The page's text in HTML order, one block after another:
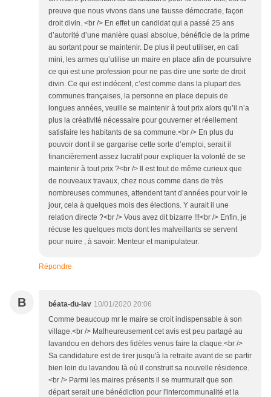
preuve que nous vivons dans une fausse démocratie, façon
droit divin. <br /> En effet un candidat qui a passé 25 ans
d’autorité d’une manière quasi absolue, bénéficie de la prime
au sortant pour se maintenir. De plus il peut utiliser, en cati
mini, les armes qu’utilise un maire en place afin de poursuivre
ce qui est une profession pour ne pas dire une sorte de droit
divin. Ce qui est indécent, c’est comme dans la plupart des
communes françaises, la personne en place depuis de
longues années, veuille se maintenir à tout prix alors qu’il n’a
plus la créativité nécessaire pour gouverner et réellement
satisfaire les habitants de sa commune.<br /> En plus du
pouvoir dont il se gargarise cette sorte d’emploi, serait il
financièrement assez lucratif pour expliquer la volonté de se
maintenir à tout prix ?<br /> Il est tout de même curieux que
de nouveaux travaux, chez nous comme dans de très
nombreuses communes, attendent tant d’années pour voir le
jour, cela à quelques mois des élections. Y aurait il une
relation directe ?<br /> Vous avez dit bizarre !!!<br /> Enfin, je
récuse les quelques mots dont les malveillants se servent
pour nuire , à savoir: Menteur et manipulateur.
Répondre
B béata-du-lav 10/01/2020 20:06
Comme beaucoup mr le maire se croit indispensable à son
village.<br /> Malheureusement cet avis est peu partagé au
lavandou en dehors des fidèles venus faire la claque.<br />
Sa candidature est de tirer jusqu'à la retraite avant de se partir
bien loin du lavandou là où il construit sa nouvelle résidence.
<br /> Parmi les maires présents il se murmurait que son
départ serait une bénédiction pour l'intercommunalité et la